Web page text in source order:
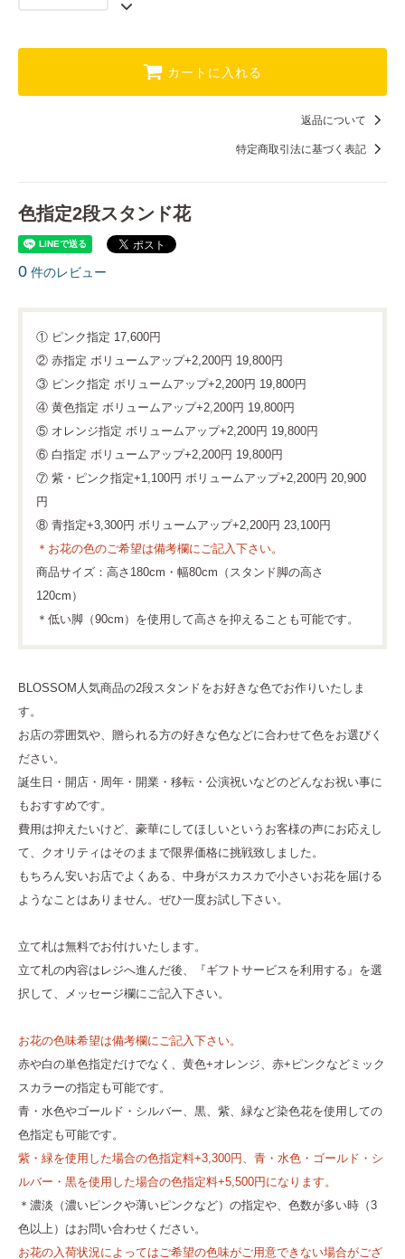
カートに入れる
返品について
特定商取引法に基づく表記
色指定2段スタンド花
0 件のレビュー
① ピンク指定 17,600円
② 赤指定 ボリュームアップ+2,200円 19,800円
③ ピンク指定 ボリュームアップ+2,200円 19,800円
④ 黄色指定 ボリュームアップ+2,200円 19,800円
⑤ オレンジ指定 ボリュームアップ+2,200円 19,800円
⑥ 白指定 ボリュームアップ+2,200円 19,800円
⑦ 紫・ピンク指定+1,100円 ボリュームアップ+2,200円 20,900
円
⑧ 青指定+3,300円 ボリュームアップ+2,200円 23,100円
＊お花の色のご希望は備考欄にご記入下さい。
商品サイズ：高さ180cm・幅80cm（スタンド脚の高さ
120cm）
＊低い脚（90cm）を使用して高さを抑えることも可能です。
BLOSSOM人気商品の2段スタンドをお好きな色でお作りいたしま
す。
お店の雰囲気や、贈られる方の好きな色などに合わせて色をお選びく
ださい。
誕生日・開店・周年・開業・移転・公演祝いなどのどんなお祝い事に
もおすすめです。
費用は抑えたいけど、豪華にしてほしいというお客様の声にお応えし
て、クオリティはそのままで限界価格に挑戦致しました。
もちろん安いお店でよくある、中身がスカスカで小さいお花を届ける
ようなことはありません。ぜひ一度お試し下さい。
立て札は無料でお付けいたします。
立て札の内容はレジへ進んだ後、『ギフトサービスを利用する』を選
択して、メッセージ欄にご記入下さい。
お花の色味希望は備考欄にご記入下さい。
赤や白の単色指定だけでなく、黄色+オレンジ、赤+ピンクなどミック
スカラーの指定も可能です。
青・水色やゴールド・シルバー、黒、紫、緑など染色花を使用しての
色指定も可能です。
紫・緑を使用した場合の色指定料+3,300円、青・水色・ゴールド・シ
ルバー・黒を使用した場合の色指定料+5,500円になります。
＊濃淡（濃いピンクや薄いピンクなど）の指定や、色数が多い時（3
色以上）はお問い合わせください。
お花の入荷状況によってはご希望の色味がご用意できない場合がござ